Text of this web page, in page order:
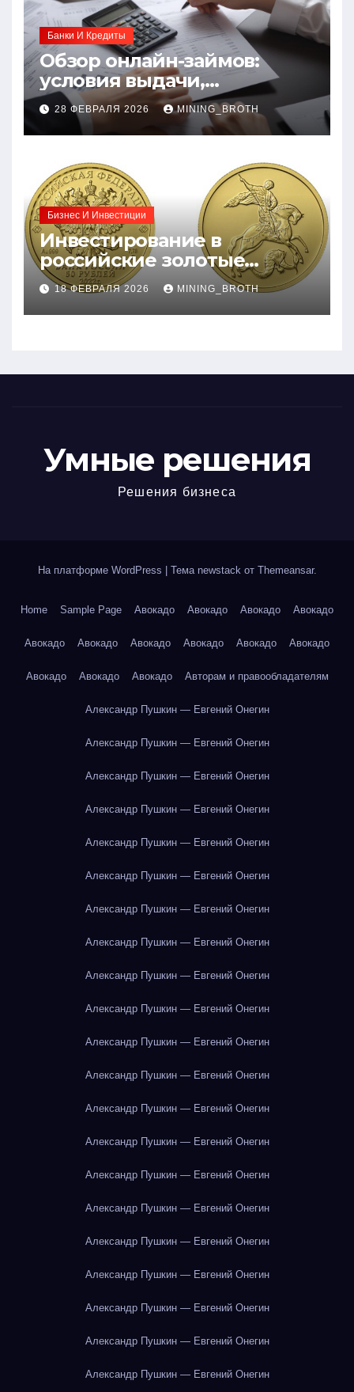
Банки И Кредиты
Обзор онлайн-займов:
условия выдачи,
процентные ставки и
требования к заемщикам
28 ФЕВРАЛЯ 2026 MINING_BROTH
Бизнес И Инвестиции
Инвестирование в
российские золотые
монеты: подробное
руководство
18 ФЕВРАЛЯ 2026 MINING_BROTH
Умные решения
Решения бизнеса
На платформе WordPress Тема newstack от Themeansar.
Home Sample Page Авокадо Авокадо Авокадо Авокадо
Авокадо Авокадо Авокадо Авокадо Авокадо Авокадо
Авокадо Авокадо Авокадо Авторам и правообладателям
Александр Пушкин — Евгений Онегин
Александр Пушкин — Евгений Онегин
Александр Пушкин — Евгений Онегин
Александр Пушкин — Евгений Онегин
Александр Пушкин — Евгений Онегин
Александр Пушкин — Евгений Онегин
Александр Пушкин — Евгений Онегин
Александр Пушкин — Евгений Онегин
Александр Пушкин — Евгений Онегин
Александр Пушкин — Евгений Онегин
Александр Пушкин — Евгений Онегин
Александр Пушкин — Евгений Онегин
Александр Пушкин — Евгений Онегин
Александр Пушкин — Евгений Онегин
Александр Пушкин — Евгений Онегин
Александр Пушкин — Евгений Онегин
Александр Пушкин — Евгений Онегин
Александр Пушкин — Евгений Онегин
Александр Пушкин — Евгений Онегин
Александр Пушкин — Евгений Онегин
Александр Пушкин — Евгений Онегин